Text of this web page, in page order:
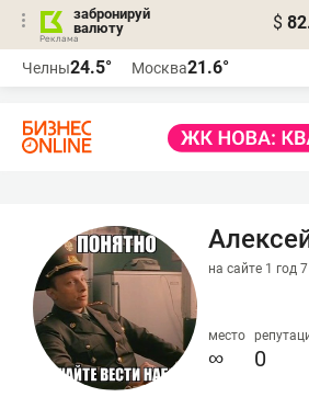
забронируй
валюту
$
Челны24.5° Москва21.6°
на сайте 1 год
место
∞ 0